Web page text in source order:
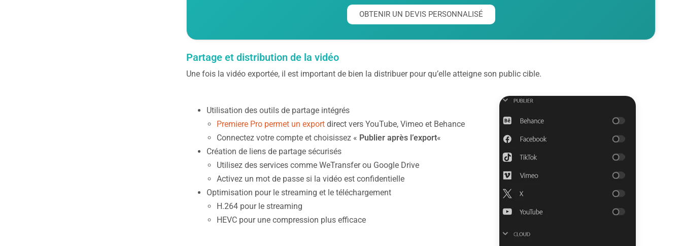
OBTENIR UN DEVIS PERSONNALISÉ
Partage et distribution de la vidéo
Une fois la vidéo exportée, il est important de bien la distribuer pour qu’elle atteigne son public cible.
Utilisation des outils de partage intégrés
Premiere Pro permet un export direct vers YouTube, Vimeo et Behance
Connectez votre compte et choisissez « Publier après l’export«
Création de liens de partage sécurisés
Utilisez des services comme WeTransfer ou Google Drive
Activez un mot de passe si la vidéo est confidentielle
Optimisation pour le streaming et le téléchargement
H.264 pour le streaming
HEVC pour une compression plus efficace